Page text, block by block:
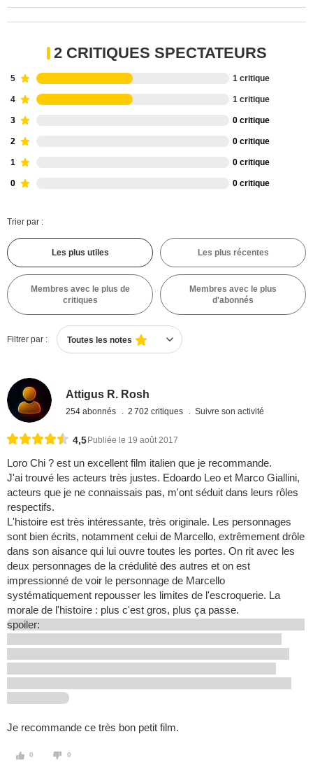
2 CRITIQUES SPECTATEURS
5 1 critique
4 1 critique
3 0 critique
2 0 critique
1 0 critique
0 0 critique
Trier par :
Les plus utiles Les plus récentes
Membres avec le plus de
critiques
Membres avec le plus
d'abonnés
Filtrer par : Toutes les notes
Attigus R. Rosh
254 abonnés 2 702 critiques Suivre son activité
4,5 Publiée le 19 août 2017
Loro Chi ? est un excellent film italien que je recommande.
J'ai trouvé les acteurs très justes. Edoardo Leo et Marco Giallini,
acteurs que je ne connaissais pas, m'ont séduit dans leurs rôles
respectifs.
L'histoire est très intéressante, très originale. Les personnages
sont bien écrits, notamment celui de Marcello, extrêmement drôle
dans son aisance qui lui ouvre toutes les portes. On rit avec les
deux personnages de la crédulité des autres et on est
impressionné de voir le personnage de Marcello
systématiquement repousser les limites de l'escroquerie. La
morale de l'histoire : plus c'est gros, plus ça passe.
spoiler:
Je recommande ce très bon petit film.
0 0